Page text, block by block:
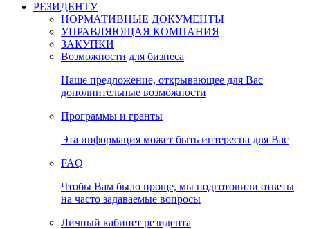
РЕЗИДЕНТУ
НОРМАТИВНЫЕ ДОКУМЕНТЫ
УПРАВЛЯЮЩАЯ КОМПАНИЯ
ЗАКУПКИ
Возможности для бизнеса
Наше предложение, открывающее для Вас
дополнительные возможности
Программы и гранты
Эта информация может быть интересна для Вас
FAQ
Чтобы Вам было проще, мы подготовили ответы
на часто задаваемые вопросы
Личный кабинет резидента